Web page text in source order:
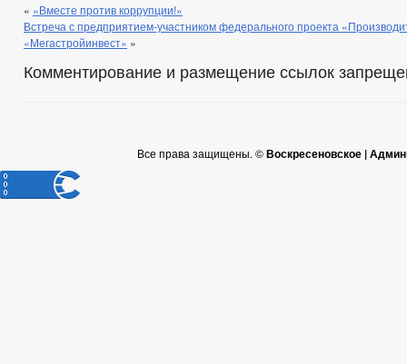
« «Вместе против коррупции!»
Встреча с предприятием-участником федерального проекта
«Мегастройинвест» »
Комментирование и размещение ссылок
Все права защищены. ©Воскресеновское |